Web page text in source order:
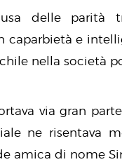
delle parità
caparbietà e
nella società
via gran
ne risentava
amica di nome